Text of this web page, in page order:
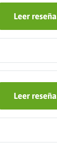
Leer reseña
Leer reseña